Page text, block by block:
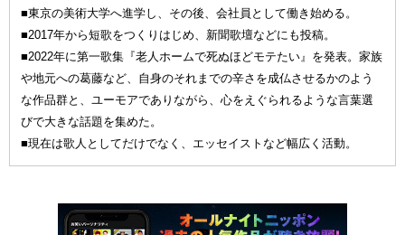
■東京の美術大学へ進学し、その後、会社員として働き始める。
■2017年から短歌をつくりはじめ、新聞歌壇などにも投稿。
■2022年に第一歌集『老人ホームで死ぬほどモテたい』を発表。家族
や地元への葛藤など、自身のそれまでの辛さを成仏させるかのよう
な作品群と、ユーモアでありながら、心をえぐられるような言葉選
びで大きな話題を集めた。
■現在は歌人としてだけでなく、エッセイストなど幅広く活動。